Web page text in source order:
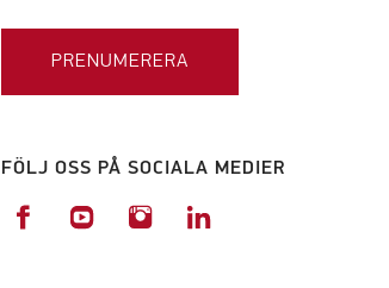
PRENUMERERA
FÖLJ OSS PÅ SOCIALA MEDIER